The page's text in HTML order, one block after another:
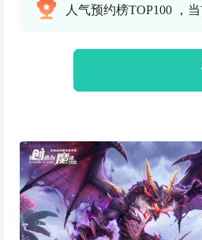
自己的文
人气预约榜TOP100 ，